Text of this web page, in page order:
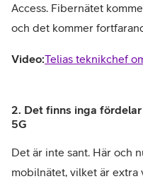
Access. Fibernätet
och det kommer
Video:Telias teknikchef
2. Det finns inga
5G
Det är inte sant. Här och
mobilnätet, vilket är extra